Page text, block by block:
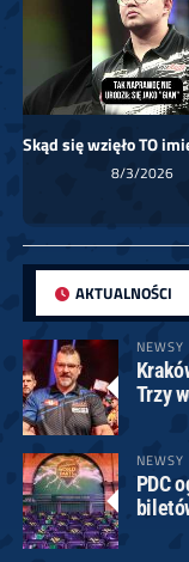
Skąd się wzięło TO
8/3/2026
AKTUALNOŚCI
NEWSY
Trzy
NEWSY
PDC